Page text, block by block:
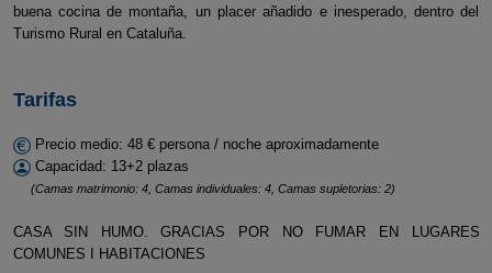
buena cocina de montaña, un placer añadido e inesperado, dentro del
Turismo Rural en Cataluña.
Tarifas
Precio medio: 48 € persona / noche aproximadamente
Capacidad: 13+2 plazas
(Camas matrimonio: 4, Camas individuales: 4, Camas supletorias: 2)
CASA SIN HUMO. GRACIAS POR NO FUMAR EN LUGARES
COMUNES I HABITACIONES